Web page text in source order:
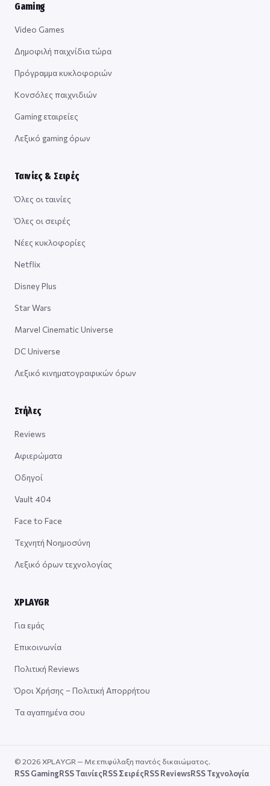
Gaming
Video Games
Δημοφιλή παιχνίδια τώρα
Πρόγραμμα κυκλοφοριών
Κονσόλες παιχνιδιών
Gaming εταιρείες
Λεξικό gaming όρων
Ταινίες & Σειρές
Όλες οι ταινίες
Όλες οι σειρές
Νέες κυκλοφορίες
Netflix
Disney Plus
Star Wars
Marvel Cinematic Universe
DC Universe
Λεξικό κινηματογραφικών όρων
Στήλες
Reviews
Αφιερώματα
Οδηγοί
Vault 404
Face to Face
Τεχνητή Νοημοσύνη
Λεξικό όρων τεχνολογίας
XPLAYGR
Για εμάς
Επικοινωνία
Πολιτική Reviews
Όροι Χρήσης – Πολιτική Απορρήτου
Τα αγαπημένα σου
© 2026 XPLAYGR — Με επιφύλαξη παντός δικαιώματος.
RSS GamingRSS ΤαινίεςRSS ΣειρέςRSS ReviewsRSS Τεχνολογία